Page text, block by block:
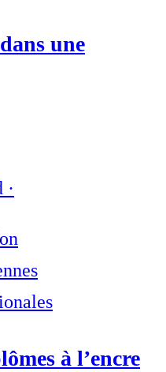
une
·
à l’encre